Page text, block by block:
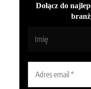
Dołącz do